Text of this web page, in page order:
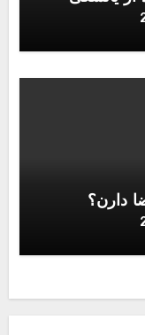
دارن؟